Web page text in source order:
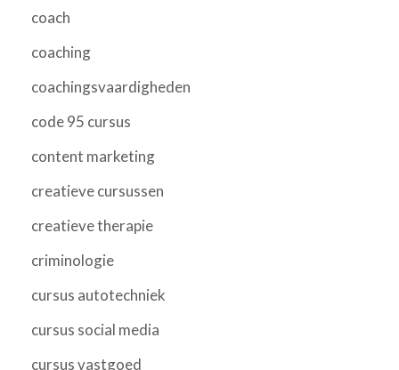
coach
coaching
coachingsvaardigheden
code 95 cursus
content marketing
creatieve cursussen
creatieve therapie
criminologie
cursus autotechniek
cursus social media
cursus vastgoed